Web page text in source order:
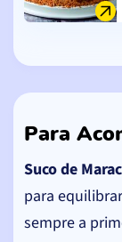
Para
Suco de
para
sempre a